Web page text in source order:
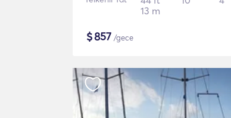
13 m
$857 /gece